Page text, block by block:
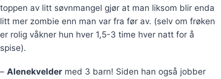
toppen av litt søvnmangel gjør at man liksom blir enda
litt mer zombie enn man var fra før av. (selv om frøken
er rolig våkner hun hver 1,5-3 time hver natt for å
spise).
– Alenekvelder med 3 barn! Siden han også jobber